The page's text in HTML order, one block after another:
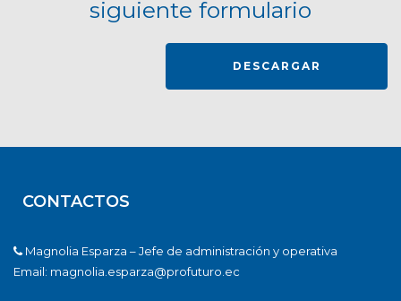
siguiente formulario
DESCARGAR
CONTACTOS
Magnolia Esparza – Jefe de administración y operativa
Email: magnolia.esparza@profuturo.ec